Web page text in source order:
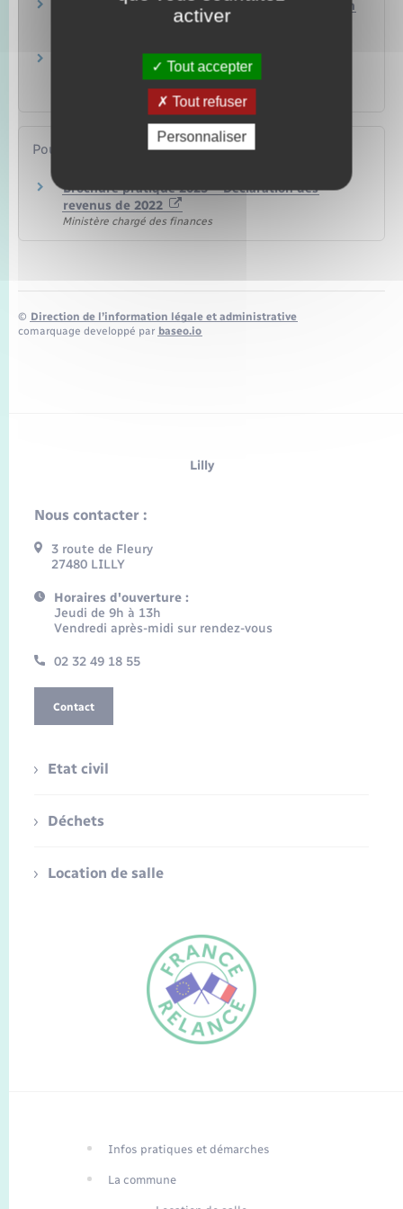
Traduction du
Impôt sur le revenu – Revenus locatifs (location
Impôt sur le revenu – Revenus d'une location
Argent – Impôts – Consommation
Pour en savoir plus
Brochure pratique 2023 – Déclaration des
revenus de 2022
Ministère chargé des finances
© Direction de l’information légale et administrative
comarquage developpé par baseo.io
Lilly
Nous contacter :
3 route de Fleury
27480 LILLY
Horaires d'ouverture :
Jeudi de 9h à 13h
Vendredi après-midi sur rendez-vous
02 32 49 18 55
Contact
Etat civil
Déchets
Location de salle
Infos pratiques et démarches
La commune
activer
Tout accepter
Tout refuser
Personnaliser